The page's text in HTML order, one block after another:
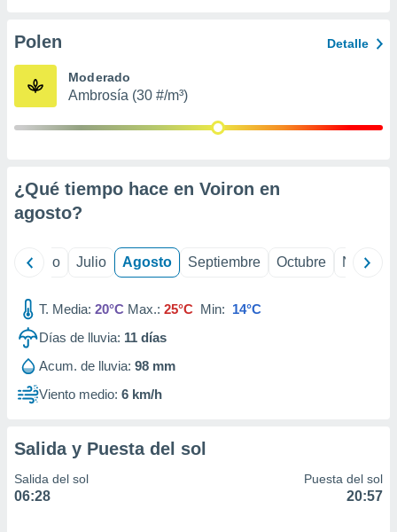
e
mediante
publicidad
publicidad
de
Polen Detalle
Moderado
Ambrosía (30 #/m³)
¿Qué tiempo hace en Voiron en
agosto?
Junio Julio Agosto Septiembre Octubre
T. Media: 20°C Max.: 25°C Min: 14°C
Días de lluvia: 11 días
Acum. de lluvia: 98 mm
Viento medio: 6 km/h
Salida y Puesta del sol
Salida del sol
06:28
Puesta del sol
20:57